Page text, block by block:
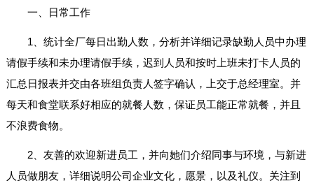
一、日常工作
1、统计全厂每日出勤人数，分析并详细记录缺勤人员中办理
请假手续和未办理请假手续，迟到人员和按时上班未打卡人员的
汇总日报表并交由各班组负责人签字确认，上交于总经理室。并
每天和食堂联系好相应的就餐人数，保证员工能正常就餐，并且
不浪费食物。
2、友善的欢迎新进员工，并向她们介绍同事与环境，与新进
人员做朋友，详细说明公司企业文化，愿景，以及礼仪。关注到